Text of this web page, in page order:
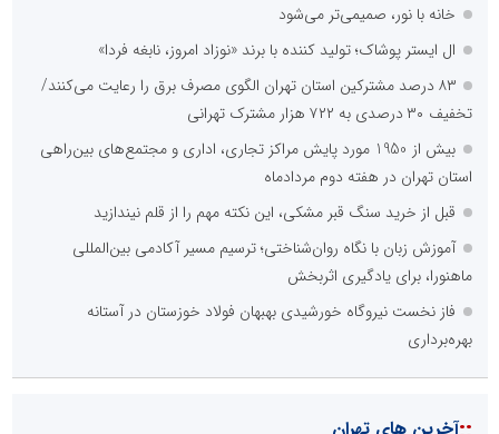
خانه با نور، صمیمی‌تر می‌شود
ال ایستر پوشاک؛ تولید کننده با برند «نوزاد امروز، نابغه فردا»
۸۳ درصد مشترکین استان تهران الگوی مصرف برق را رعایت می‌کنند/
تخفیف ۳۰ درصدی به ۷۲۲ هزار مشترک تهرانی
بیش از 1950 مورد پایش مراکز تجاری، اداری و مجتمع‌های بین‌راهی
استان تهران در هفته دوم مردادماه
قبل از خرید سنگ قبر مشکی، این نکته مهم را از قلم نیندازید
آموزش زبان با نگاه روان‌شناختی؛ ترسیم مسیر آکادمی بین‌المللی
ماهنورا، برای یادگیری اثربخش
فاز نخست نیروگاه خورشیدی بهبهان فولاد خوزستان در آستانه
بهره‌برداری